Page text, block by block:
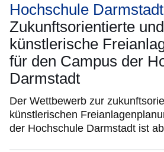
Hochschule Darmstadt
Zukunftsorientierte und
künstlerische
für den Campus der
Darmstadt
Der Wettbewerb zur
künstlerischen
der Hochschule Darmstadt ist